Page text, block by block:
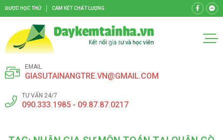
ĐƯỢC HỌC THỬ CAM KẾT CHẤT LƯỢNG
EMAIL
GIASUTAINANGTRE.VN@GMAIL.COM
TƯ VẤN 24/7
090.333.1985 - 09.87.87.0217